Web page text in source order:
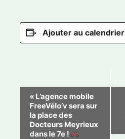
Ajouter au calendrier
« L’agence mobile
FreeVélo’v sera sur
la place des
Docteurs Meyrieux
dans le 7e !